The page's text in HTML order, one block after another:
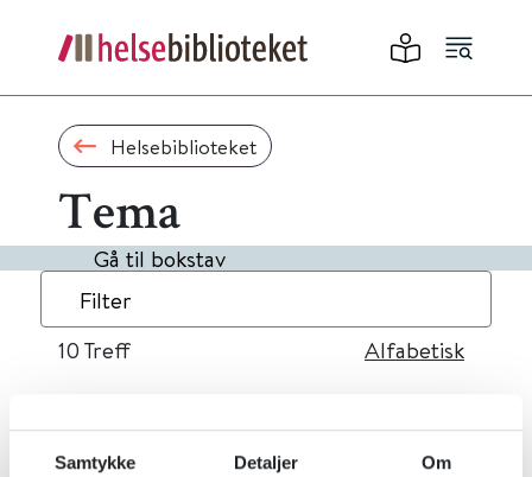
Samtykke Detaljer Om
Helsebiblioteket
Tema
Gå til bokstav
Filter
10 Treff Alfabetisk